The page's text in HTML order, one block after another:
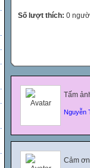
Số lượt thích: 0
Tấm
Nguyễn
Cảm